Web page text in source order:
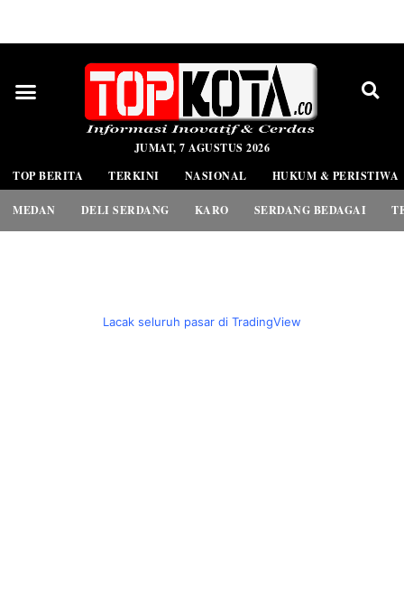
JUMAT, 7 AGUSTUS 2026
TOP BERITA
TERKINI NASIONAL HUKUM & PERISTIWA
MEDAN DELI SERDANG KARO SERDANG BEDAGAI
Lacak seluruh pasar di TradingView